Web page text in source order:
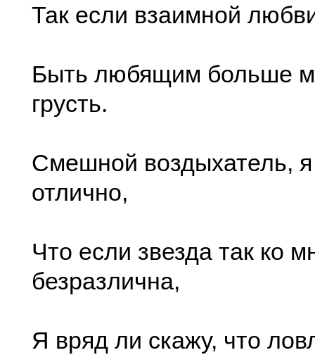
Так если взаимной
Быть любящим больше
грусть.
Смешной воздыхатель,
отлично,
Что если звезда так ко
безразлична,
Я вряд ли скажу, что